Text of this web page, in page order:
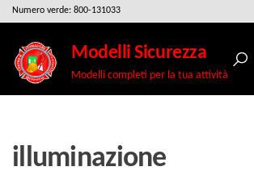
Salta
vai
contenuto
Numero verde: 800-131033
Modelli Sicurezza
Modelli completi per la tua attività
illuminazione